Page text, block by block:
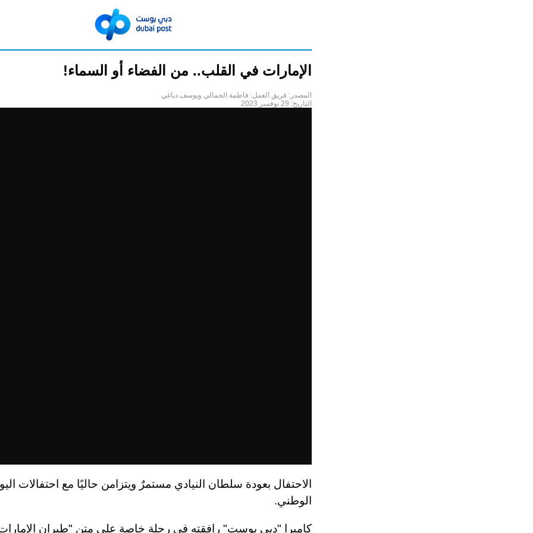
الإمارات في القلب.. من الفضاء أو السماء!
المصدر: فريق العمل: فاطمة الجمالي ويوسف دباغي
التاريخ: 29 نوفمبر 2023
الاحتفال بعودة سلطان النيادي مستمرٌ ويتزامن حاليًا مع احتفالات
الوطني.
كاميرا "دبي بوست" رافقته في رحلة خاصة على متن "طيران